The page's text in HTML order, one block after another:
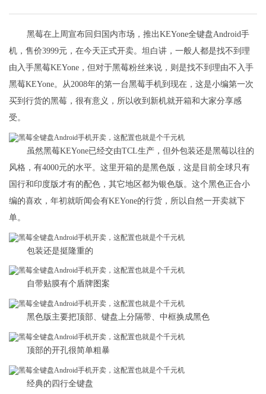
黑莓在上周宣布回归国内市场，推出KEYone全键盘Android手
机，售价3999元，在今天正式开卖。坦白讲，一般人都是找不到理
由入手黑莓KEYone，但对于黑莓粉丝来说，则是找不到理由不入手
黑莓KEYone。从2008年的第一台黑莓手机到现在，这是小编第一次
买到行货的黑莓，很有意义，所以收到新机就开箱和大家分享感
受。
虽然黑莓KEYone已经交由TCL生产，但外包装还是黑莓以往的
风格，有4000元的水平。这里开箱的是黑色版，这是目前全球只有
国行和印度版才有的配色，其它地区都为银色版。这个黑色正合小
编的喜欢，年初就听闻会有KEYone的行货，所以自然一开卖就下
单。
包装还是挺隆重的
自带贴膜有个盾牌图案
黑色版主要把顶部、键盘上分隔带、中框换成黑色
顶部的开孔很简单粗暴
经典的四行全键盘